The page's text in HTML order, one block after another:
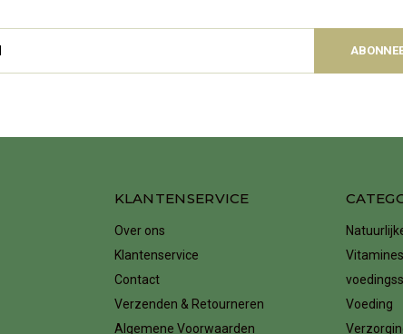
KLANTENSERVICE
Over ons
Klantenservice
Contact
Verzenden & Retourneren
Algemene Voorwaarden
Voeding